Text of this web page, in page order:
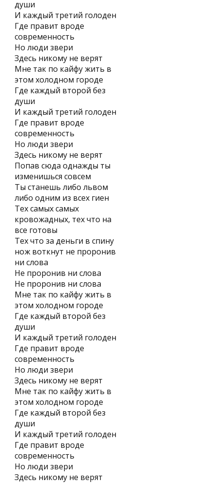
души
И каждый третий голоден
Где правит вроде
современность
Но люди звери
Здесь никому не верят
Мне так по кайфу жить в
этом холодном городе
Где каждый второй без
души
И каждый третий голоден
Где правит вроде
современность
Но люди звери
Здесь никому не верят
Попав сюда однажды ты
изменишься совсем
Ты станешь либо львом
либо одним из всех гиен
Тех самых самых
кровожадных, тех что на
все готовы
Тех что за деньги в спину
нож воткнут не проронив
ни слова
Не проронив ни слова
Не проронив ни слова
Мне так по кайфу жить в
этом холодном городе
Где каждый второй без
души
И каждый третий голоден
Где правит вроде
современность
Но люди звери
Здесь никому не верят
Мне так по кайфу жить в
этом холодном городе
Где каждый второй без
души
И каждый третий голоден
Где правит вроде
современность
Но люди звери
Здесь никому не верят